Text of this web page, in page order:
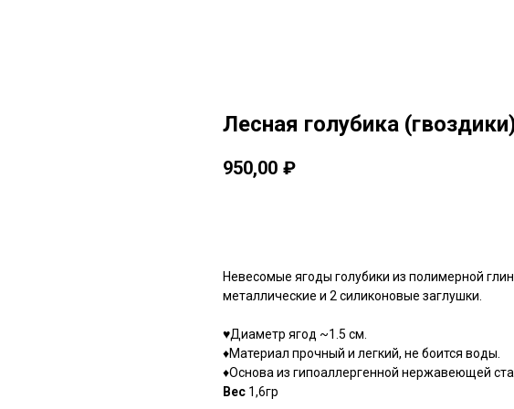
Лесная голубика
950,00 ₽
Невесомые ягоды голубики из полимерной
металлические и 2 силиконовые заглушки.
♥Диаметр ягод ~1.5 см.
♦Материал прочный и легкий, не боится воды.
♦Основа из гипоаллергенной нержавеющей
Вес 1,6гр